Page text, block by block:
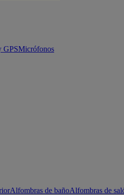
GPSMicrófonos
Alfombras de bañoAlfombras de